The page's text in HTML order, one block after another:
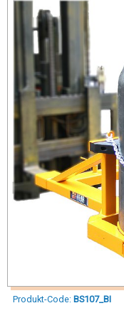
Produkt-Code: BS107_BI